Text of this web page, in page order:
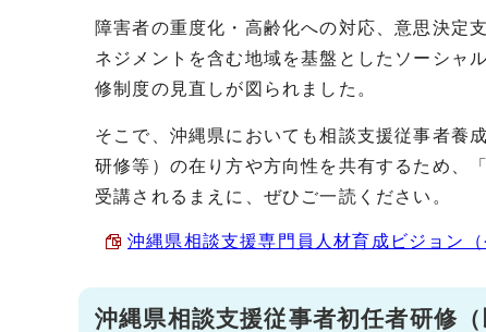
障害者の重度化・高齢化への対応、意思決定
ネジメントを含む地域を基盤としたソーシャ
修制度の見直しが図られました。
そこで、沖縄県においても相談支援従事者養
研修等）の在り方や方向性を共有するため、
受講されるまえに、ぜひご一読ください。
沖縄県相談支援専門員人材育成ビジョン
沖縄県相談支援従事者初任者研修